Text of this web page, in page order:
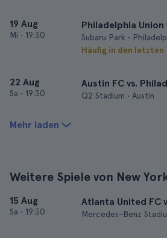
19 Aug
Mi • 19:30
Philadelphia Union
Subaru Park •
Häufig in den letzten
22 Aug
Sa • 19:30
Austin FC vs.
Q2 Stadium • Austin
Mehr laden
Weitere Spiele von New
15 Aug
Sa • 19:30
Atlanta United FC
Mercedes-Benz